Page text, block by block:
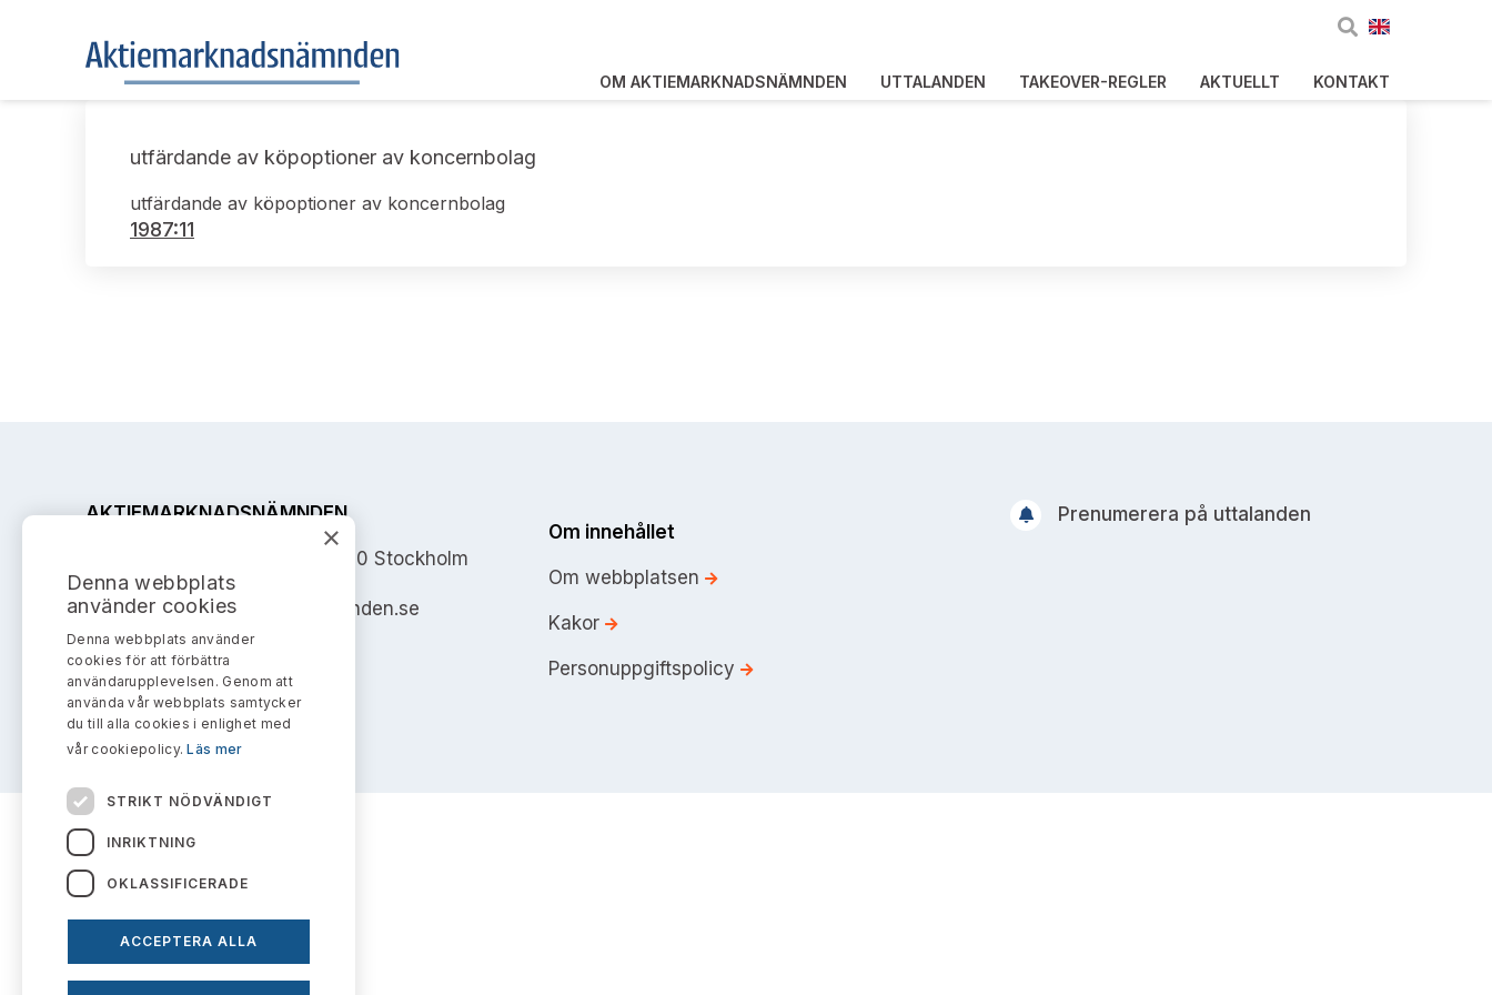
OM AKTIEMARKNADSNÄMNDEN UTTALANDEN TAKEOVER-REGLER AKTUELLT KONTAKT
utfärdande av köpoptioner av koncernbolag
utfärdande av köpoptioner av koncernbolag
1987:11
AKTIEMARKNADSNÄMNDEN
Address: Box 7354, 103 90 Stockholm
info@aktiemarknadsnamnden.se
Om innehållet
Om webbplatsen
Kakor
Personuppgiftspolicy
Prenumerera på uttalanden
×
Denna webbplats
använder cookies
Denna webbplats använder
cookies för att förbättra
användarupplevelsen. Genom att
använda vår webbplats samtycker
du till alla cookies i enlighet med
vår cookiepolicy.Läs mer
STRIKT NÖDVÄNDIGT
INRIKTNING
OKLASSIFICERADE
ACCEPTERA ALLA